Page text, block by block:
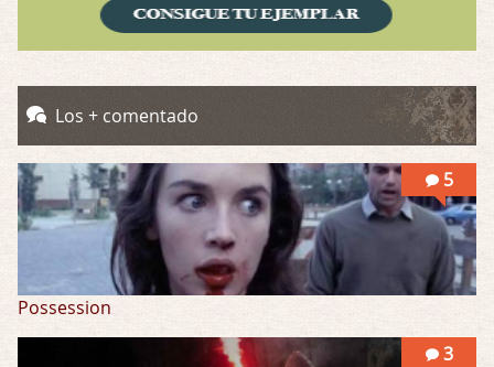
Obsession
Possession
Llevo toda una vida para verla y nunca lo …
Los + comentado
5
Possession
3